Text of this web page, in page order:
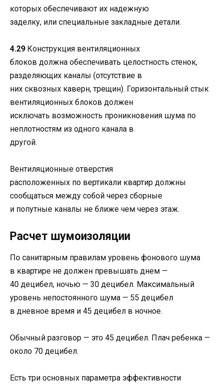
которых обеспечивают их надежную
заделку, или специальные закладные детали.
4.29 Конструкция вентиляционных
блоков должна обеспечивать целостность стенок,
разделяющих каналы (отсутствие в
них сквозных каверн, трещин). Горизонтальный стык
вентиляционных блоков должен
исключать возможность проникновения шума по
неплотностям из одного канала в
другой.
Вентиляционные отверстия
расположенных по вертикали квартир должны
сообщаться между собой через сборные
и попутные каналы не ближе чем через этаж.
Расчет шумоизоляции
По санитарным правилам уровень фонового шума
в квартире не должен превышать днем —
40 децибел, ночью — 30 децибел. Максимальный
уровень непостоянного шума — 55 децибел
в дневное время и 45 децибел в ночное.
Обычный разговор — это 45 децибел. Плач ребенка —
около 70 децибел.
Есть три основных параметра эффективности